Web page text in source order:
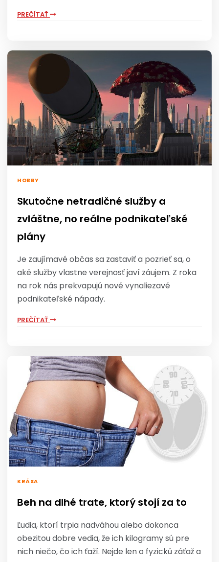
PREČÍTAŤ
HOBBY
Skutočne netradičné služby a
zvláštne, no reálne podnikateľské
plány
Je zaujímavé občas sa zastaviť a pozrieť sa, o
aké služby vlastne verejnosť javí záujem. Z roka
na rok nás prekvapujú nové vynaliezavé
podnikateľské nápady.
PREČÍTAŤ
KRÁSA
Beh na dlhé trate, ktorý stojí za to
Ľudia, ktorí trpia nadváhou alebo dokonca
obezitou dobre vedia, že ich kilogramy sú pre
nich niečo, čo ich ťaží. Nejde len o fyzickú záťaž a